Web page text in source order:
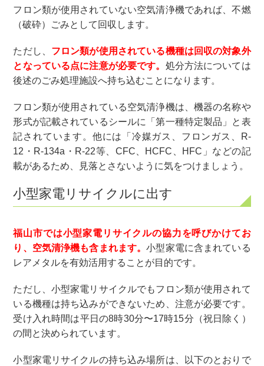
フロン類が使用されていない空気清浄機であれば、不燃
（破砕）ごみとして回収します。
ただし、 フロン類が使用されている機種は回収の対象外
となっている点に注意が必要です。 処分方法については
後述のごみ処理施設へ持ち込むことになります。
フロン類が使用されている空気清浄機は、機器の名称や
形式が記載されているシールに「第一種特定製品」と表
記されています。他には「冷媒ガス、フロンガス、R-
12・R-134a・R-22等、CFC、HCFC、HFC」などの記
載があるため、見落とさないように気をつけましょう。
小型家電リサイクルに出す
福山市では小型家電リサイクルの協力を呼びかけてお
り、空気清浄機も含まれます。小型家電に含まれている
レアメタルを有効活用することが目的です。
ただし、小型家電リサイクルでもフロン類が使用されて
いる機種は持ち込みができないため、注意が必要です。
受け入れ時間は平日の8時30分〜17時15分（祝日除く）
の間と決められています。
小型家電リサイクルの持ち込み場所は、以下のとおりで